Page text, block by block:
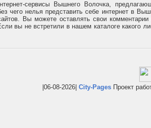
сервисы Вышнего Волочка,
чего нелья представить себе интернет в
Вы можете оставлять свои
вы не встретили в нашем каталоге какого
|06-08-2026| City-Pages Проект